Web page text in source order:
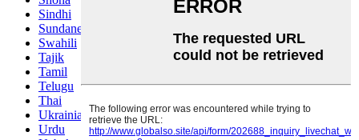
Sindhi
Sundanese
Swahili
Tajik
Tamil
Telugu
Thai
Ukrainian
Urdu